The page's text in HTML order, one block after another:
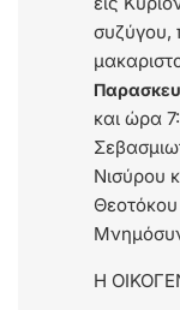
συζύγου,
και ώρα
Νισύρου
Η